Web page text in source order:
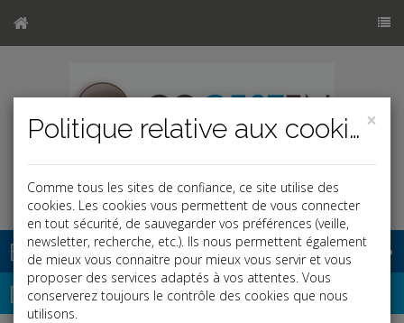
Base documentaire
Dépêches
×
Politique relative aux cookies
Comme tous les sites de confiance, ce site utilise des
cookies. Les cookies vous permettent de vous connecter
en tout sécurité, de sauvegarder vos préférences (veille,
newsletter, recherche, etc.). Ils nous permettent également
de mieux vous connaitre pour mieux vous servir et vous
proposer des services adaptés à vos attentes. Vous
conserverez toujours le contrôle des cookies que nous
utilisons.